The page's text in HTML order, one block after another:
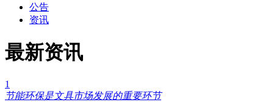
公告
资讯
最新资讯
1
节能环保是文具市场发展的重要环节